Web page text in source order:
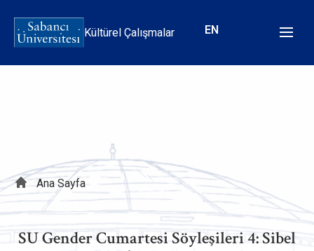
içeriğe
Kültürel Çalışmalar EN
Sayfa
yolu
Ana Sayfa
SU Gender Cumartesi Söyleşileri 4: Sibel